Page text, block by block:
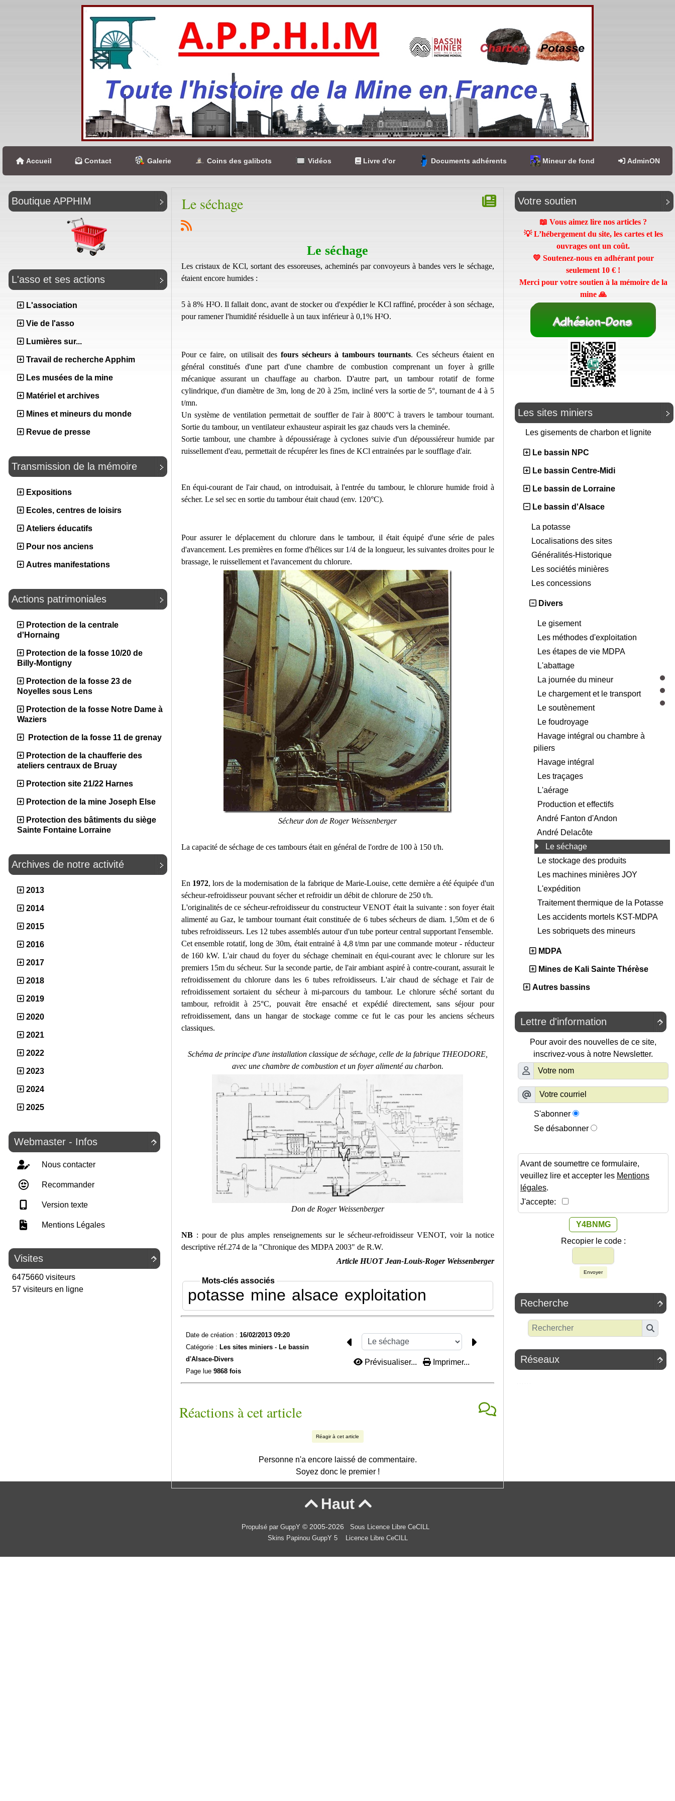
Accueil Contact Galerie Coins des galibots Vidéos Livre d'or Documents adhérents Mineur de fond AdminON
Boutique APPHIM
L'asso et ses actions
L'association
Vie de l'asso
Lumières sur...
Travail de recherche Apphim
Les musées de la mine
Matériel et archives
Mines et mineurs du monde
Revue de presse
Transmission de la mémoire
Expositions
Ecoles, centres de loisirs
Ateliers éducatifs
Pour nos anciens
Autres manifestations
Actions patrimoniales
Protection de la centrale
d'Hornaing
Protection de la fosse 10/20 de
Billy-Montigny
Protection de la fosse 23 de
Noyelles sous Lens
Protection de la fosse Notre Dame à
Waziers
Protection de la fosse 11 de grenay
Protection de la chaufferie des
ateliers centraux de Bruay
Protection site 21/22 Harnes
Protection de la mine Joseph Else
Protection des bâtiments du siège
Sainte Fontaine Lorraine
Archives de notre activité
2013
2014
2015
2016
2017
2018
2019
2020
2021
2022
2023
2024
2025

Webmaster - Infos
Nous contacter
Recommander
Version texte
Mentions Légales

Visites
6475660 visiteurs
57 visiteurs en ligne
Le séchage
Le séchage
Les cristaux de KCl, sortant des essoreuses, acheminés par convoyeurs à bandes vers le séchage,
étaient encore humides :
5 à 8% H²O. Il fallait donc, avant de stocker ou d'expédier le KCl raffiné, procéder à son séchage,
pour ramener l'humidité résiduelle à un taux inférieur à 0,1% H²O.
Pour ce faire, on utilisait desfours sécheurs à tambours tournants. Ces sécheurs étaient en
général constitués d'une part d'une chambre de combustion comprenant un foyer à grille
mécanique assurant un chauffage au charbon. D'autre part, un tambour rotatif de forme
cylindrique, d'un diamètre de 3m, long de 20 à 25m, incliné vers la sortie de 5°, tournant de 4 à 5
t/mn.
Un système de ventilation permettait de souffler de l'air à 800°C à travers le tambour tournant.
Sortie du tambour, un ventilateur exhausteur aspirait les gaz chauds vers la cheminée.
Sortie tambour, une chambre à dépoussiérage à cyclones suivie d'un dépoussiéreur humide par
ruissellement d'eau, permettait de récupérer les fines de KCl entrainées par le soufflage d'air.
En équi-courant de l'air chaud, on introduisait, à l'entrée du tambour, le chlorure humide froid à
sécher. Le sel sec en sortie du tambour était chaud (env. 120°C).
Pour assurer le déplacement du chlorure dans le tambour, il était équipé d'une série de pales
d'avancement. Les premières en forme d'hélices sur 1/4 de la longueur, les suivantes droites pour le
brassage, le ruissellement et l'avancement du chlorure.
Sécheur don de Roger Weissenberger
La capacité de séchage de ces tambours était en général de l'ordre de 100 à 150 t/h.
En 1972, lors de la modernisation de la fabrique de Marie-Louise, cette dernière a été équipée d'un
sécheur-refroidisseur pouvant sécher et refroidir un débit de chlorure de 250 t/h.
L'originalités de ce sécheur-refroidisseur du constructeur VENOT était la suivante : son foyer était
alimenté au Gaz, le tambour tournant était constituée de 6 tubes sécheurs de diam. 1,50m et de 6
tubes refroidisseurs. Les 12 tubes assemblés autour d'un tube porteur central supportant l'ensemble.
Cet ensemble rotatif, long de 30m, était entrainé à 4,8 t/mn par une commande moteur - réducteur
de 160 kW. L'air chaud du foyer du séchage cheminait en équi-courant avec le chlorure sur les
premiers 15m du sécheur. Sur la seconde partie, de l'air ambiant aspiré à contre-courant, assurait le
refroidissement du chlorure dans les 6 tubes refroidisseurs. L'air chaud de séchage et l'air de
refroidissement sortaient du sécheur à mi-parcours du tambour. Le chlorure séché sortant du
tambour, refroidit à 25°C, pouvait être ensaché et expédié directement, sans séjour pour
refroidissement, dans un hangar de stockage comme ce fut le cas pour les anciens sécheurs
classiques.
Schéma de principe d'une installation classique de séchage, celle de la fabrique THEODORE,
avec une chambre de combustion et un foyer alimenté au charbon.
Don de Roger Weissenberger
NB: pour de plus amples renseignements sur le sécheur-refroidisseur VENOT, voir la notice
descriptive réf.274 de la "Chronique des MDPA 2003" de R.W.
Article HUOT Jean-Louis-Roger Weissenberger
Mots-clés associés
potasse mine alsace exploitation
Date de création : 16/02/2013 09:20
Catégorie : Les sites miniers - Le bassin
d'Alsace-Divers
Page lue 9868 fois
Prévisualiser... Imprimer...
Réactions à cet article
Réagir à cet article
Personne n'a encore laissé de commentaire.
Soyez donc le premier !
Votre soutien
📖 Vous aimez lire nos articles ?
💡 L’hébergement du site, les cartes et les
ouvrages ont un coût.
💛 Soutenez-nous en adhérant pour
seulement 10 € !
Merci pour votre soutien à la mémoire de la
mine 🙏
Les sites miniers
Les gisements de charbon et lignite
Le bassin NPC
Le bassin Centre-Midi
Le bassin de Lorraine
Le bassin d'Alsace
La potasse
Localisations des sites
Généralités-Historique
Les sociétés minières
Les concessions
Divers
Le gisement
Les méthodes d'exploitation
Les étapes de vie MDPA
L'abattage
La journée du mineur
Le chargement et le transport
Le soutènement
Le foudroyage
Havage intégral ou chambre à
piliers
Havage intégral
Les traçages
L'aérage
Production et effectifs
André Fanton d'Andon
André Delacôte
Le séchage
Le stockage des produits
Les machines minières JOY
L'expédition
Traitement thermique de la Potasse
Les accidents mortels KST-MDPA
Les sobriquets des mineurs
MDPA
Mines de Kali Sainte Thérèse
Autres bassins

Lettre d'information
Pour avoir des nouvelles de ce site,
inscrivez-vous à notre Newsletter.
S'abonner
Se désabonner
Avant de soumettre ce formulaire,
veuillez lire et accepter les Mentions
légales.
J'accepte:
Y4BNMG
Recopier le code :
Envoyer

Recherche

Réseaux
Haut 
Propulsé par GuppY © 2005-2026
Sous Licence Libre CeCILL
Skins Papinou GuppY 5
Licence Libre CeCILL